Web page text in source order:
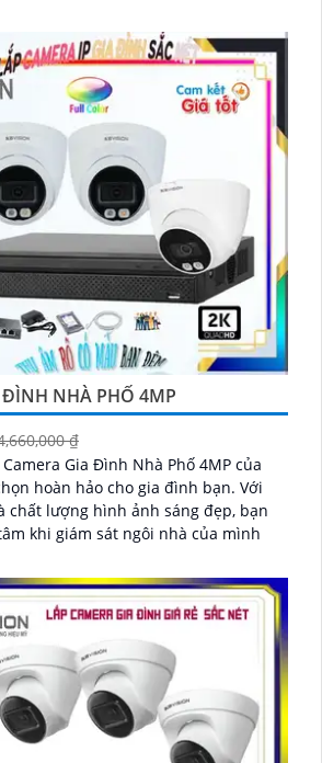
ĐÌNH NHÀ PHỐ 4MP
₫
Gia Đình Nhà Phố 4MP của
hoàn hảo cho gia đình bạn. Với
chất lượng hình ảnh sáng đẹp, bạn
khi giám sát ngôi nhà của mình